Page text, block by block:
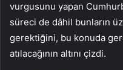
vurgusunu yapan
süreci de dâhil bunların
gerektiğini, bu konuda
atılacağının altını çizdi.